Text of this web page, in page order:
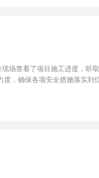
场查看了项目施工进度，听
，确保各项安全措施落实到